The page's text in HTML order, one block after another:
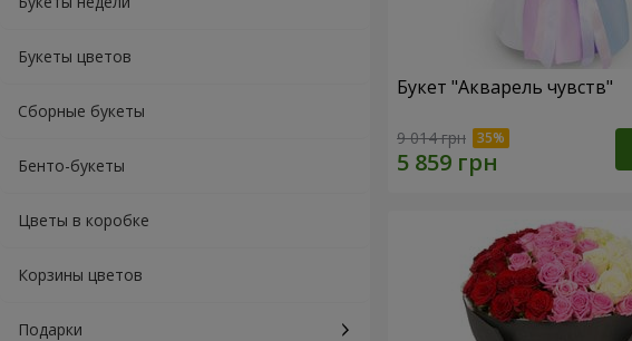
Букеты цветов
Сборные букеты
Бенто-букеты
Цветы в коробке
Корзины цветов
Подарки
Букет "Акварель чувств"
9 014 грн